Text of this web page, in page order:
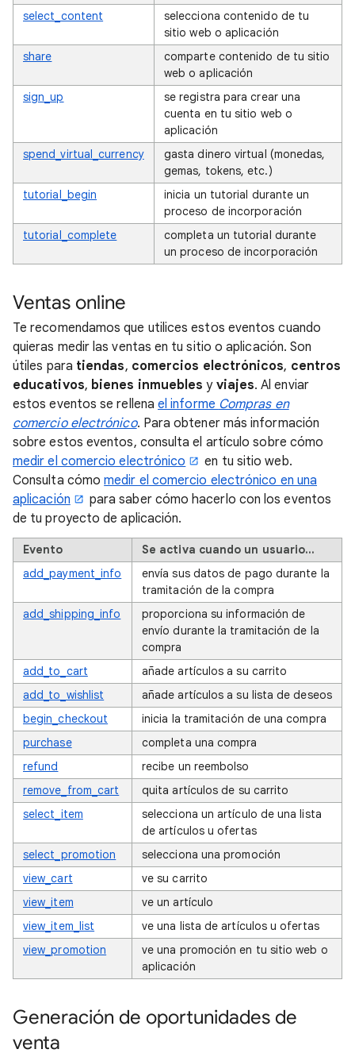
select_content
selecciona contenido de tu
sitio web o aplicación
share
comparte contenido de tu sitio
web o aplicación
sign_up
se registra para crear una
cuenta en tu sitio web o
aplicación
spend_virtual_currency
gasta dinero virtual (monedas,
gemas, tokens, etc.)
tutorial_begin
inicia un tutorial durante un
proceso de incorporación
tutorial_complete
completa un tutorial durante
un proceso de incorporación
Ventas online
Te recomendamos que utilices estos eventos cuando
quieras medir las ventas en tu sitio o aplicación. Son
útiles para tiendas, comercios electrónicos, centros
educativos, bienes inmuebles y viajes. Al enviar
estos eventos se rellenael informe Compras en
comercio electrónico. Para obtener más información
sobre estos eventos, consulta el artículo sobre cómo
medir el comercio electrónico
en tu sitio web.
Consulta cómomedir el comercio electrónico en una
aplicación
para saber cómo hacerlo con los eventos
de tu proyecto de aplicación.
Evento
Se activa cuando un usuario…
add_payment_info
envía sus datos de pago durante la
tramitación de la compra
add_shipping_info
proporciona su información de
envío durante la tramitación de la
compra
add_to_cart
añade artículos a su carrito
add_to_wishlist
añade artículos a su lista de deseos
begin_checkout
inicia la tramitación de una compra
purchase
completa una compra
refund
recibe un reembolso
remove_from_cart
quita artículos de su carrito
select_item
selecciona un artículo de una lista
de artículos u ofertas
select_promotion
selecciona una promoción
view_cart
ve su carrito
view_item
ve un artículo
view_item_list
ve una lista de artículos u ofertas
view_promotion
ve una promoción en tu sitio web o
aplicación
Generación de oportunidades de
venta